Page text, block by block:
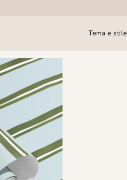
Tema e stile